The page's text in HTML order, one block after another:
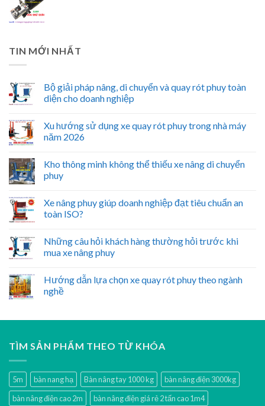
TIN MỚI NHẤT
Bộ giải pháp nâng, di chuyển và quay rót phuy toàn
diện cho doanh nghiệp
Xu hướng sử dụng xe quay rót phuy trong nhà máy
năm 2026
Kho thông minh không thể thiếu xe nâng di chuyển
phuy
Xe nâng phuy giúp doanh nghiệp đạt tiêu chuẩn an
toàn ISO?
Những câu hỏi khách hàng thường hỏi trước khi
mua xe nâng phuy
Hướng dẫn lựa chọn xe quay rót phuy theo ngành
nghề
TÌM SẢN PHẨM THEO TỪ KHÓA
5m bàn nang hạ Bàn nâng tay 1000 kg
bàn nâng điện 3000kg
bàn nâng điện cao 2m
bàn nâng điện giá rẻ 2 tấn cao 1m4